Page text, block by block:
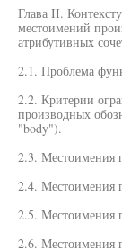
Глава II.
местоимений
атрибутивных
2.1. Проблема
2.2. Критерии
производных
"body").
2.3. Местоимения
2.4. Местоимения
2.5. Местоимения
2.6. Местоимения